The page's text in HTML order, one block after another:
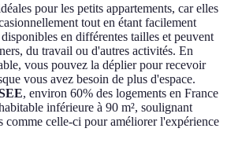
pour les petits appartements, car elles
tout en étant facilement
en différentes tailles et peuvent
du travail ou d'autres activités. En
vous pouvez la déplier pour recevoir
vous avez besoin de plus d'espace.
, environ 60% des logements en France
inférieure à 90 m², soulignant
comme celle-ci pour améliorer l'expérience